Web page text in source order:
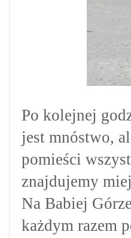
Po kolejnej
jest mnóstwo,
pomieści
znajdujemy
Na Babiej
każdym razem